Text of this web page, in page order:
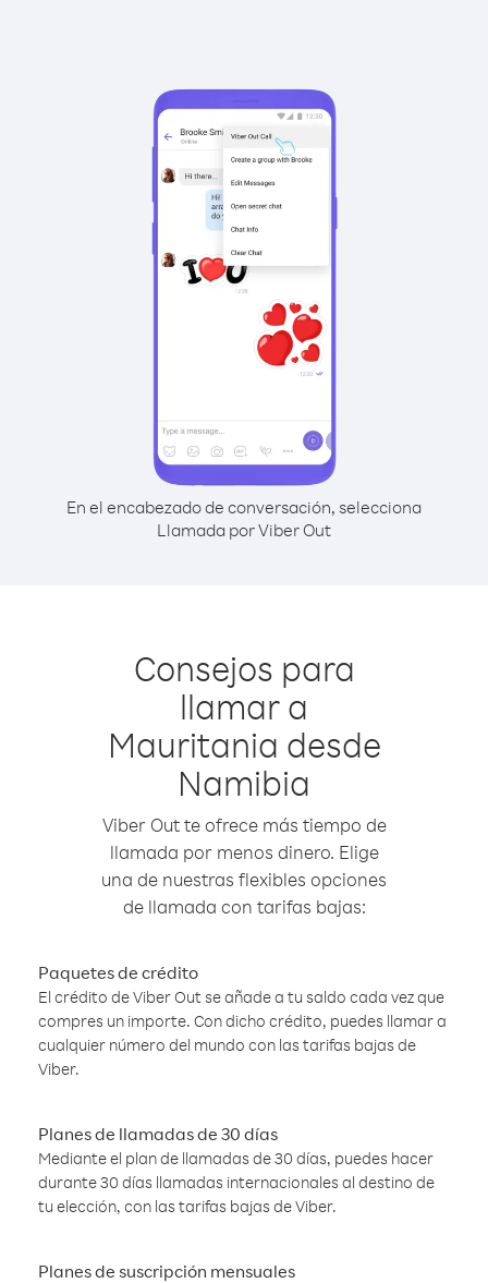
En el encabezado de conversación, selecciona
Llamada por Viber Out
Consejos para
llamar a
Mauritania desde
Namibia
Viber Out te ofrece más tiempo de
llamada por menos dinero. Elige
una de nuestras flexibles opciones
de llamada con tarifas bajas:
Paquetes de crédito
El crédito de Viber Out se añade a tu saldo cada vez que
compres un importe. Con dicho crédito, puedes llamar a
cualquier número del mundo con las tarifas bajas de
Viber.
Planes de llamadas de 30 días
Mediante el plan de llamadas de 30 días, puedes hacer
durante 30 días llamadas internacionales al destino de
tu elección, con las tarifas bajas de Viber.
Planes de suscripción mensuales